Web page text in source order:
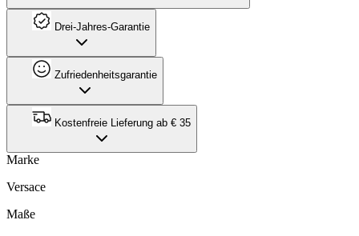
Drei-Jahres-Garantie
Zufriedenheitsgarantie
Kostenfreie Lieferung ab € 35
Marke
Versace
Maße